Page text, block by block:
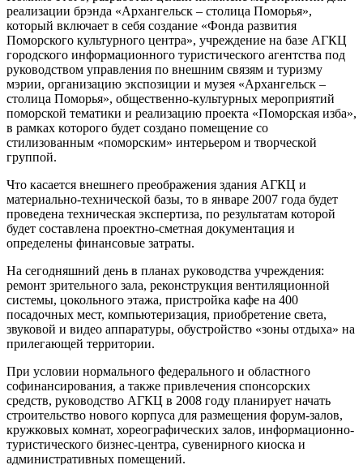
реализации брэнда «Архангельск – столица Поморья»,
который включает в себя создание «Фонда развития
Поморского культурного центра», учреждение на базе АГКЦ
городского информационного туристического агентства под
руководством управления по внешним связям и туризму
мэрии, организацию экспозиции и музея «Архангельск –
столица Поморья», общественно-культурных мероприятий
поморской тематики и реализацию проекта «Поморская изба»,
в рамках которого будет создано помещение со
стилизованным «поморским» интерьером и творческой
группой.
Что касается внешнего преображения здания АГКЦ и
материально-технической базы, то в январе 2007 года будет
проведена техническая экспертиза, по результатам которой
будет составлена проектно-сметная документация и
определены финансовые затраты.
На сегодняшний день в планах руководства учреждения:
ремонт зрительного зала, реконструкция вентиляционной
системы, цокольного этажа, пристройка кафе на 400
посадочных мест, компьютеризация, приобретение света,
звуковой и видео аппаратуры, обустройство «зоны отдыха» на
прилегающей территории.
При условии нормального федерального и областного
софинансирования, а также привлечения спонсорских
средств, руководство АГКЦ в 2008 году планирует начать
строительство нового корпуса для размещения форум-залов,
кружковых комнат, хореографических залов, информационно-
туристического бизнес-центра, сувенирного киоска и
административных помещений.